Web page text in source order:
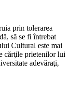
prin tolerarea
să se fi întrebat
Cultural este mai
cărţile prietenilor lui
adevăraţi,